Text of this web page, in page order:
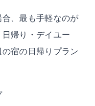
、最も手軽なのが
帰り・デイユー
宿の日帰りプラン